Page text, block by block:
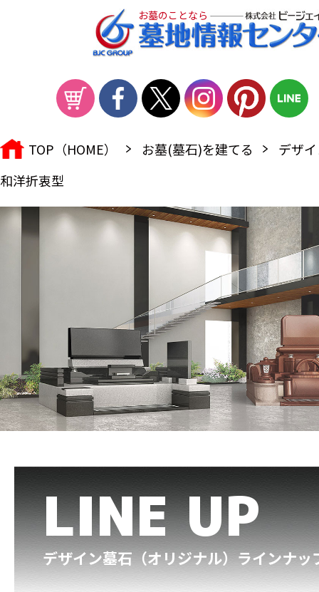
お墓のことなら
TOP（HOME） お墓(墓石)を建てる
デザ
和洋折衷型
LINE UP
デザイン墓石（オリジナル）ラインナッ